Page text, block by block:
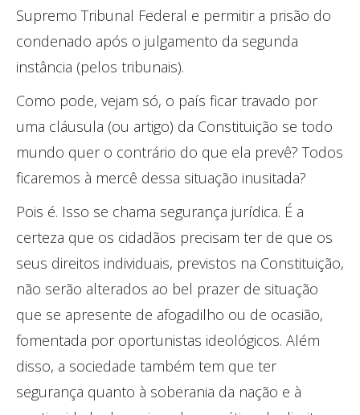
Supremo Tribunal Federal e permitir a prisão do
condenado após o julgamento da segunda
instância (pelos tribunais).
Como pode, vejam só, o país ficar travado por
uma cláusula (ou artigo) da Constituição se todo
mundo quer o contrário do que ela prevê? Todos
ficaremos à mercê dessa situação inusitada?
Pois é. Isso se chama segurança jurídica. É a
certeza que os cidadãos precisam ter de que os
seus direitos individuais, previstos na Constituição,
não serão alterados ao bel prazer de situação
que se apresente de afogadilho ou de ocasião,
fomentada por oportunistas ideológicos. Além
disso, a sociedade também tem que ter
segurança quanto à soberania da nação e à